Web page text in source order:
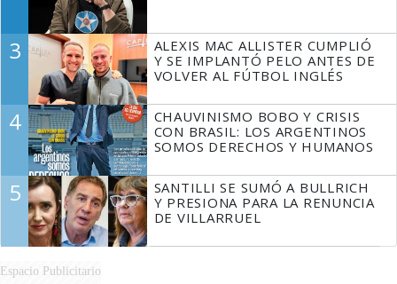
3
ALEXIS MAC ALLISTER CUMPLIÓ
Y SE IMPLANTÓ PELO ANTES DE
VOLVER AL FÚTBOL INGLÉS
4
CHAUVINISMO BOBO Y CRISIS
CON BRASIL: LOS ARGENTINOS
SOMOS DERECHOS Y HUMANOS
5
SANTILLI SE SUMÓ A BULLRICH
Y PRESIONA PARA LA RENUNCIA
DE VILLARRUEL
Espacio Publicitario